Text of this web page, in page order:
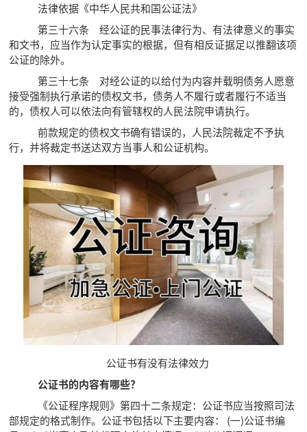
法律依据《中华人民共和国公证法》
第三十六条 经公证的民事法律行为、有法律意义的事实
和文书，应当作为认定事实的根据，但有相反证据足以推翻该项
公证的除外。
第三十七条 对经公证的以给付为内容并载明债务人愿意
接受强制执行承诺的债权文书，债务人不履行或者履行不适当
的，债权人可以依法向有管辖权的人民法院申请执行。
前款规定的债权文书确有错误的，人民法院裁定不予执
行，并将裁定书送达双方当事人和公证机构。
公证书有没有法律效力
公证书的内容有哪些？
《公证程序规则》第四十二条规定：公证书应当按照司法
部规定的格式制作。公证书包括以下主要内容： (一)公证书编